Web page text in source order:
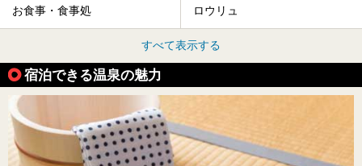
お食事・食事処 ロウリュ
すべて表示する
宿泊できる温泉の魅力